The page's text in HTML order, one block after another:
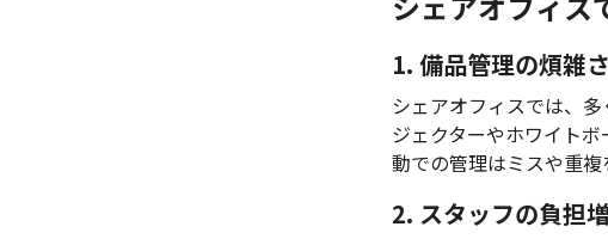
1. 備品管理の煩雑さ
シェアオフィスでは、
ジェクターやホワイト
動での管理はミスや重複
2. スタッフの負担